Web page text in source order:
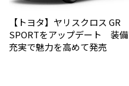
【トヨタ】ヤリスクロス GR
SPORTをアップデート 装備
充実で魅力を高めて発売